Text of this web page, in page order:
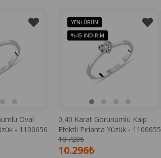
Oval
- 1100656
0,40 Karat Görünümlü Kalp
Efektli Pırlanta Yüzük - 1100655
10.296₺
18.720₺
YENI ÜRÜN
%45 İNDIRIM